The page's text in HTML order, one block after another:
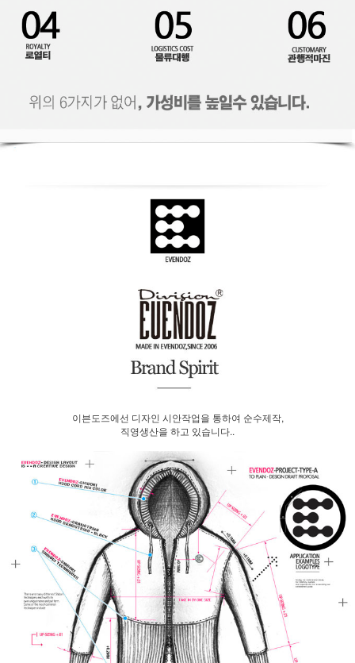
이븐도즈에선 디자인 시안작업을 통하여 순수제작,
직영생산을 하고 있습니다..